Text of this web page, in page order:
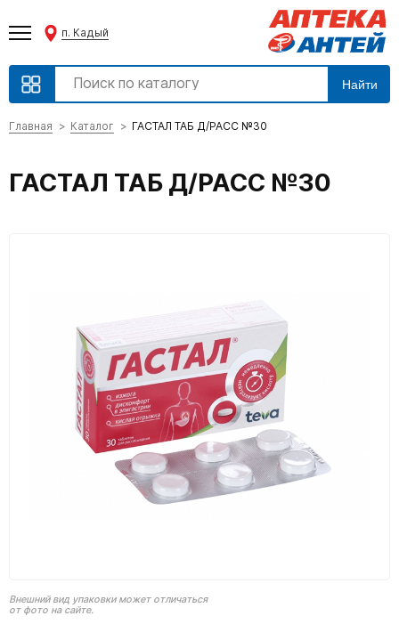
п. Кадый
Найти
Главная Каталог ГАСТАЛ ТАБ Д/РАСС №30
ГАСТАЛ ТАБ Д/РАСС №30
Внешний вид упаковки может отличаться
от фото на сайте.